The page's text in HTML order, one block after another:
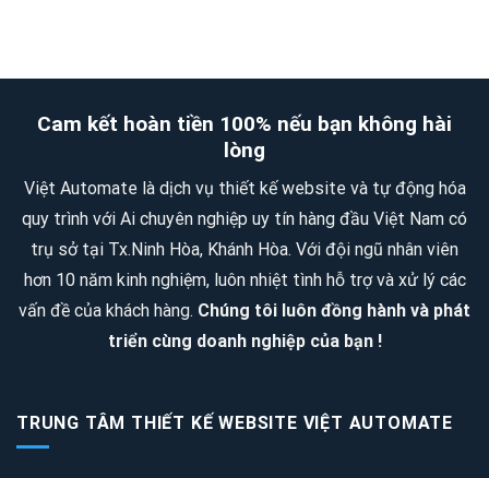
2
–
4
SAO
Patin
lý
ăn,
Cam kết hoàn tiền 100% nếu bạn không hài
lòng
Việt Automate là dịch vụ thiết kế website và tự động hóa
quy trình với Ai chuyên nghiệp uy tín hàng đầu Việt Nam có
trụ sở tại Tx.Ninh Hòa, Khánh Hòa. Với đội ngũ nhân viên
hơn 10 năm kinh nghiệm, luôn nhiệt tình hỗ trợ và xử lý các
vấn đề của khách hàng. Chúng tôi luôn đồng hành và phát
triển cùng doanh nghiệp của bạn !
TRUNG TÂM THIẾT KẾ WEBSITE VIỆT AUTOMATE